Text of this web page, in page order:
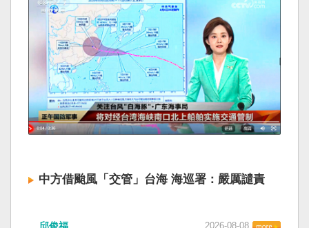
中方借颱風「交管」台海 海巡署：嚴厲譴責
2026-08-08